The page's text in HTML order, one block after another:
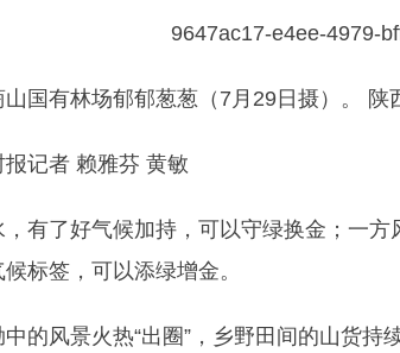
山国有林场郁郁葱葱（7月29日摄）。 陕
报记者 赖雅芬 黄敏
，有了好气候加持，可以守绿换金；一
标签，可以添绿增金。
中的风景火热“出圈”，乡野田间的山货